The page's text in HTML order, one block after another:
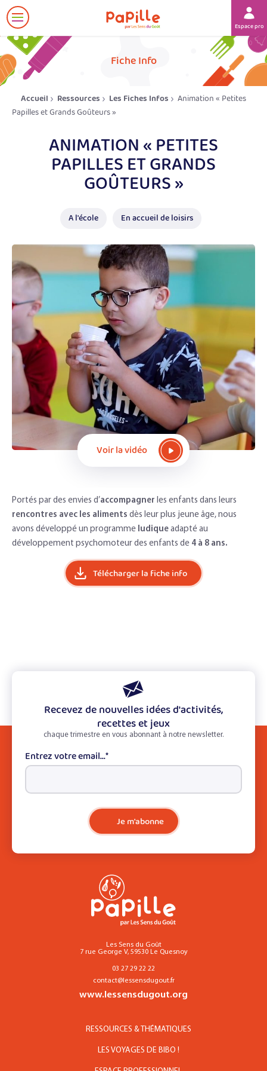
Afficher
le
menu
Espace
Fiche Info
Accueil Ressources Les Fiches Infos
Animation « Petites
Papilles et Grands Goûteurs »
ANIMATION « PETITES
PAPILLES ET GRANDS
GOÛTEURS »
A l'école En accueil de loisirs
Voir la vidéo
Portés par des envies d’accompagner les enfants dans leurs
rencontres avec les aliments dès leur plus jeune âge, nous
avons développé un programme ludique adapté au
développement psychomoteur des enfants de 4 à 8 ans.
Télécharger la fiche info
Recevez de nouvelles idées d'activités,
recettes et jeux
chaque trimestre en vous abonnant à notre newsletter.
Entrez votre email...*
Je m'abonne
Les Sens du Goût
7 rue George V, 59530 Le Quesnoy
03 27 29 22 22
contact@lessensdugout.fr
www.lessensdugout.org
RESSOURCES & THÉMATIQUES
LES VOYAGES DE BIBO !